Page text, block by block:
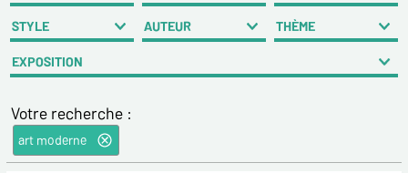
STYLE AUTEUR THÈME
EXPOSITION
Votre recherche :
art moderne